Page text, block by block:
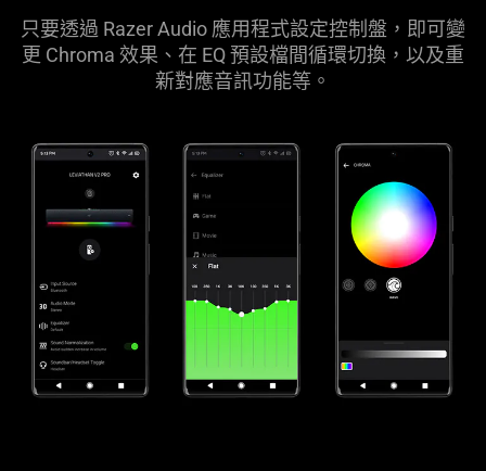
只要透過 Razer Audio 應用程式設定控制盤，即可變
更 Chroma 效果、在 EQ 預設檔間循環切換，以及重
新對應音訊功能等。